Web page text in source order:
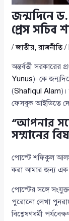
জন্মদিনে
প্রেস
/জাতীয়,রাজনীতি/
অন্তর্বর্তী সরকারের
Yunus)–কে
(Shafiqul Alam)।
ফেসবুক আইডিতে
“আপনার
সম্মানের
পোস্টে শফিকুল
করা আমার জন্য এক
পোস্টের সঙ্গে
পুরোনো লেখা
বিশ্লেষণধর্মী